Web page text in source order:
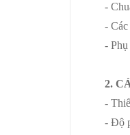
-
-
-
2.
-
- Độ